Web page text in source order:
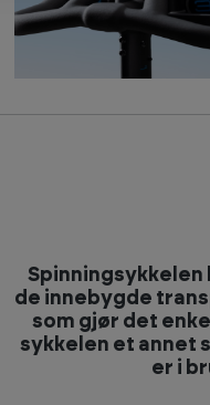
Spinningsykkelen
de innebygde
som gjør det
sykkelen et annet
er i